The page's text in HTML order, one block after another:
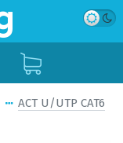
ACT U/UTP CAT6